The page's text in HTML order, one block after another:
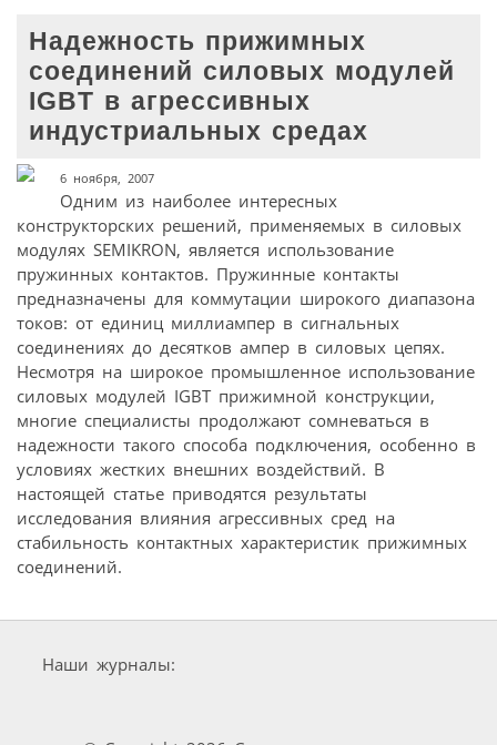
Надежность прижимных
соединений силовых модулей
IGBT в агрессивных
индустриальных средах
6 ноября, 2007
Одним из наиболее интересных
конструкторских решений, применяемых в силовых
модулях SEMIKRON, является использование
пружинных контактов. Пружинные контакты
предназначены для коммутации широкого диапазона
токов: от единиц миллиампер в сигнальных
соединениях до десятков ампер в силовых цепях.
Несмотря на широкое промышленное использование
силовых модулей IGBT прижимной конструкции,
многие специалисты продолжают сомневаться в
надежности такого способа подключения, особенно в
условиях жестких внешних воздействий. В
настоящей статье приводятся результаты
исследования влияния агрессивных сред на
стабильность контактных характеристик прижимных
соединений.
Наши журналы: